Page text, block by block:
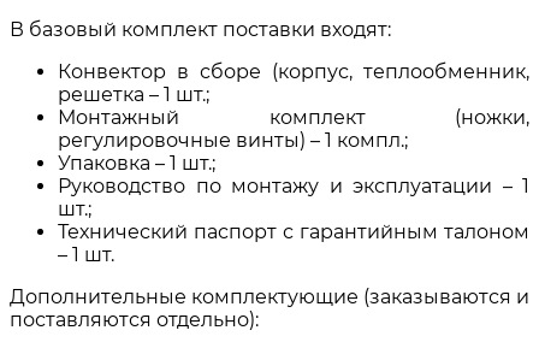
В базовый комплект поставки входят:
Конвектор в сборе (корпус, теплообменник,
решетка – 1 шт.;
Монтажный комплект (ножки,
регулировочные винты) – 1 компл.;
Упаковка – 1 шт.;
Руководство по монтажу и эксплуатации – 1
шт.;
Технический паспорт с гарантийным талоном
– 1 шт.
Дополнительные комплектующие (заказываются и
поставляются отдельно):